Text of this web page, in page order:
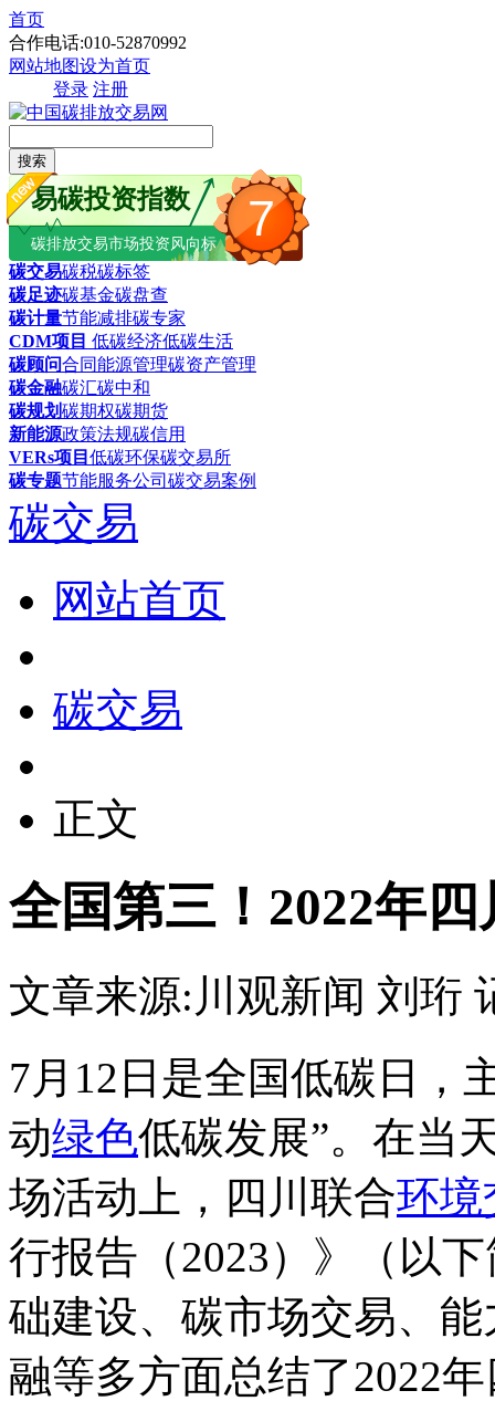
首页
合作电话:010-52870992
网站地图设为首页
登录 注册
搜索
7
易碳投资指数
碳排放交易市场投资风向标
碳交易碳税碳标签
碳足迹碳基金碳盘查
碳计量节能减排碳专家
CDM项目 低碳经济低碳生活
碳顾问合同能源管理碳资产管理
碳金融碳汇碳中和
碳规划碳期权碳期货
新能源政策法规碳信用
VERs项目 低碳环保碳交易所
碳专题节能服务公司 碳交易案例
碳交易
网站首页
碳交易
正文
全国第三！2022年
文章来源:川观新闻 刘珩
7月12日是全国低碳日，
动绿色低碳发展”。在当
场活动上，四川联合环境
行报告（2023）》（以
础建设、碳市场交易、
融等多方面总结了2022